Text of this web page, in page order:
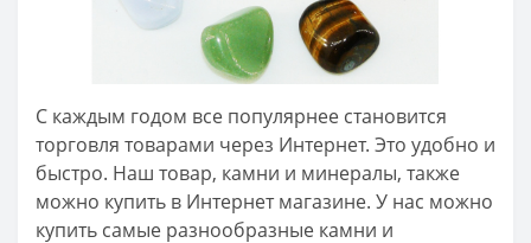
С каждым годом все популярнее становится
торговля товарами через Интернет. Это удобно и
быстро. Наш товар, камни и минералы, также
можно купить в Интернет магазине. У нас можно
купить самые разнообразные камни и